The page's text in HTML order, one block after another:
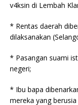
v4ksin di Lembah
* Rentas daerah
dilaksanakan
* Pasangan suami
negeri;
* Ibu bapa
mereka yang